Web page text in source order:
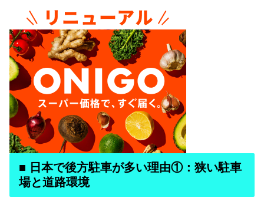
■ 日本で後方駐車が多い理由①：狭い駐車
場と道路環境